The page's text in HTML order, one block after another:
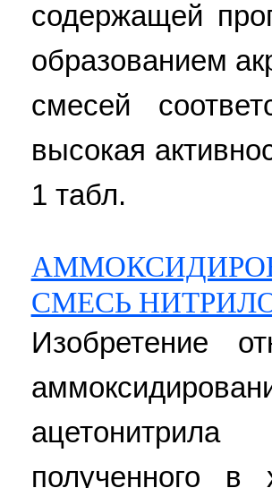
содержащей
образованием
смесей
высокая
1 табл.
СМЕСЬ
Изобретение
полученного в